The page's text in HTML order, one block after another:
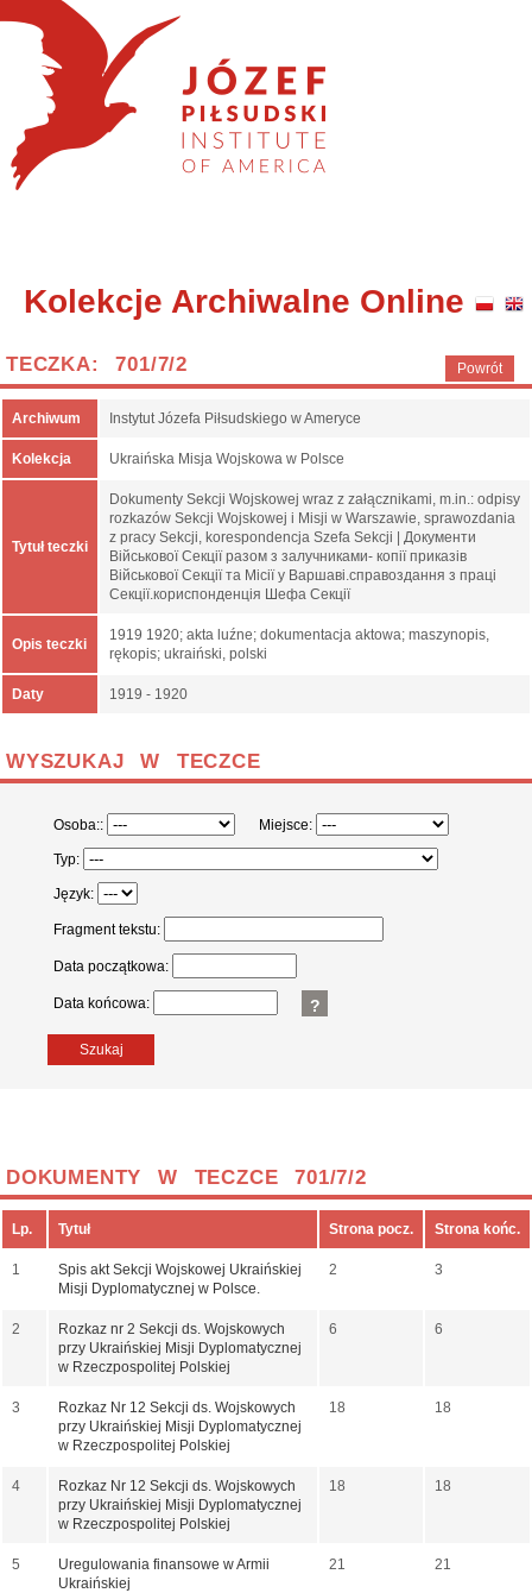
Kolekcje Archiwalne Online
Powrót
TECZKA: 701/7/2
Archiwum Instytut Józefa Piłsudskiego w Ameryce
Kolekcja Ukraińska Misja Wojskowa w Polsce
Tytuł teczki
Dokumenty Sekcji Wojskowej wraz z załącznikami, m.in.: odpisy
rozkazów Sekcji Wojskowej i Misji w Warszawie, sprawozdania
z pracy Sekcji, korespondencja Szefa Sekcji | Документи
Військової Секції разом з залучниками- копії приказів
Військової Секції та Місії у Варшаві.справоздання з праці
Секції.кориспонденція Шефа Секції
Opis teczki
1919 1920; akta luźne; dokumentacja aktowa; maszynopis,
rękopis; ukraiński, polski
Daty 1919 - 1920
WYSZUKAJ W TECZCE
Osoba:: Miejsce:
Typ:
Język:
Fragment tekstu:
Data początkowa:
Data końcowa: ?
Szukaj
DOKUMENTY W TECZCE 701/7/2
Lp. Tytuł Strona pocz. Strona końc.
1
Spis akt Sekcji Wojskowej Ukraińskiej
Misji Dyplomatycznej w Polsce.
2 3
2
Rozkaz nr 2 Sekcji ds. Wojskowych
przy Ukraińskiej Misji Dyplomatycznej
w Rzeczpospolitej Polskiej
6 6
3
Rozkaz Nr 12 Sekcji ds. Wojskowych
przy Ukraińskiej Misji Dyplomatycznej
w Rzeczpospolitej Polskiej
18 18
4
Rozkaz Nr 12 Sekcji ds. Wojskowych
przy Ukraińskiej Misji Dyplomatycznej
w Rzeczpospolitej Polskiej
18 18
5
Uregulowania finansowe w Armii
Ukraińskiej
21 21